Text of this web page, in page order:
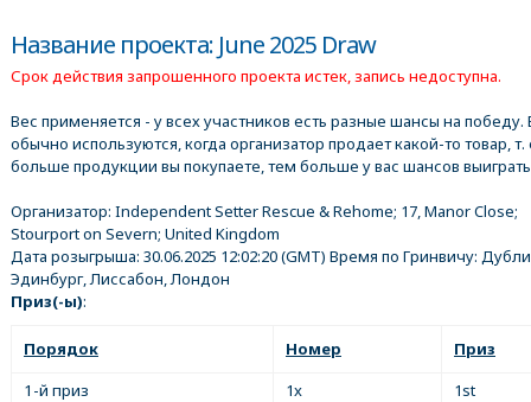
Название проекта: June 2025 Draw
Срок действия запрошенного проекта истек, запись недоступна.
Вес применяется - у всех участников есть разные шансы на победу.
обычно используются, когда организатор продает какой-то товар,
больше продукции вы покупаете, тем больше у вас шансов
Организатор: Independent Setter Rescue & Rehome; 17, Manor Close;
Stourport on Severn; United Kingdom
Дата розыгрыша: 30.06.2025 12:02:20(GMT) Время по Гринвичу:
Эдинбург, Лиссабон, Лондон
Приз(-ы):
Порядок Номер
Приз
1-й приз
1x
1st